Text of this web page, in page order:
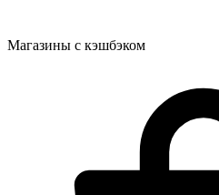
Магазины с кэшбэком